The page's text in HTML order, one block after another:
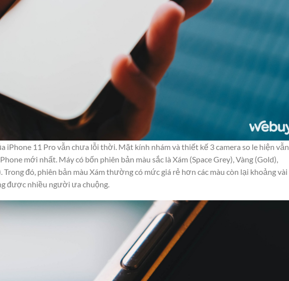
iPhone 11 Pro vẫn chưa lỗi thời. Mặt kính nhám và thiết kế 3 camera so le hiện vẫn
mới nhất. Máy có bốn phiên bản màu sắc là Xám (Space Grey), Vàng (Gold),
Trong đó, phiên bản màu Xám thường có mức giá rẻ hơn các màu còn lại khoảng vài
được nhiều người ưa chuộng.